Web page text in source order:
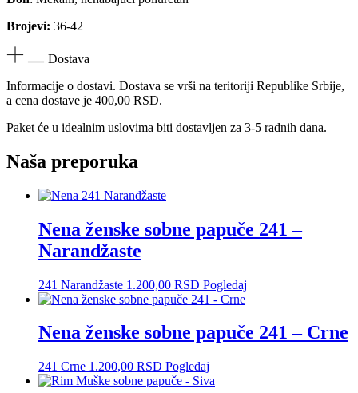
Brojevi: 36-42
Dostava
Informacije o dostavi. Dostava se vrši na teritoriji Republike Srbije,
a cena dostave je 400,00 RSD.
Paket će u idealnim uslovima biti dostavljen za 3-5 radnih dana.
Naša preporuka
Nena ženske sobne papuče 241 –
Narandžaste
241 Narandžaste 1.200,00 RSD Pogledaj
Nena ženske sobne papuče 241 – Crne
241 Crne 1.200,00 RSD Pogledaj